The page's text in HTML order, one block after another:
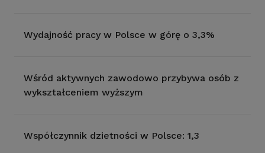
Wydajność pracy w Polsce w górę o 3,3%
Wśród aktywnych zawodowo przybywa osób z
wykształceniem wyższym
Współczynnik dzietności w Polsce: 1,3